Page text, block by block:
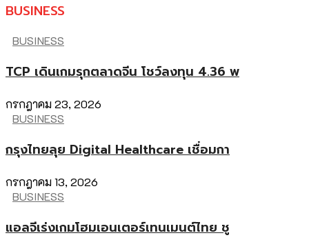
BUSINESS
BUSINESS
TCP เดินเกมรุกตลาดจีน โชว์ลงทุน 4.36 พ
กรกฎาคม 23, 2026
BUSINESS
กรุงไทยลุย Digital Healthcare เชื่อมกา
กรกฎาคม 13, 2026
BUSINESS
แอลจีเร่งเกมโฮมเอนเตอร์เทนเมนต์ไทย ชู